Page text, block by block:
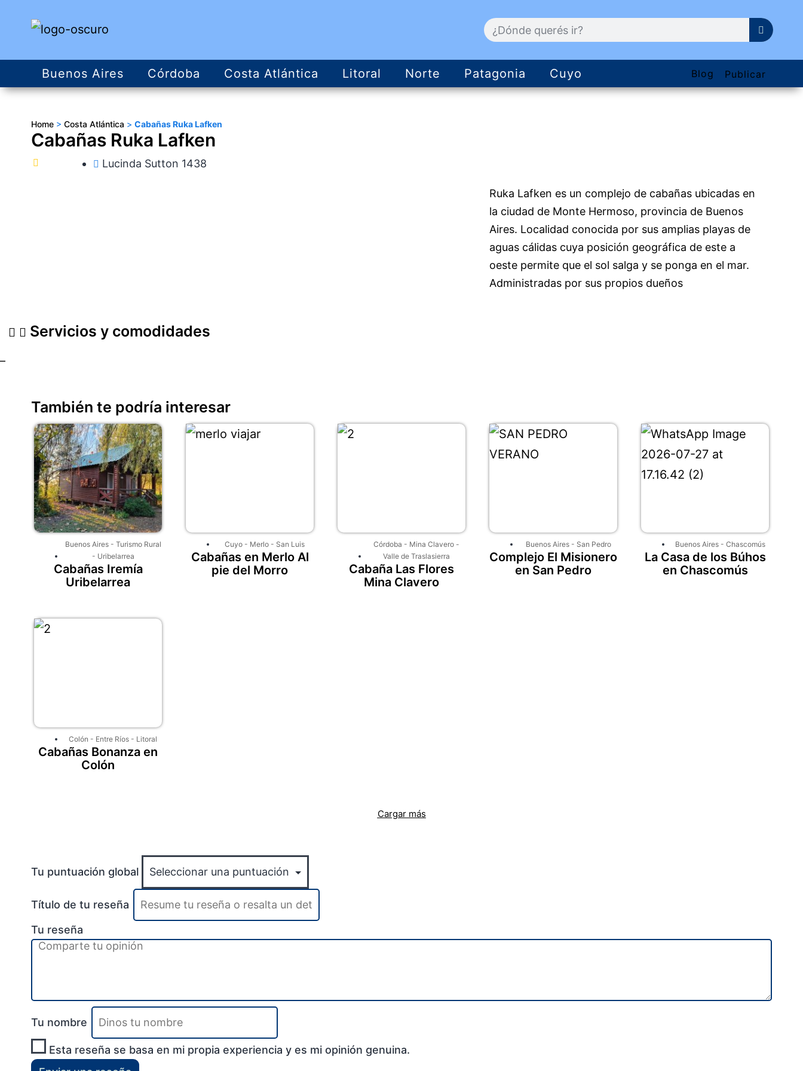
Buenos Aires Córdoba Costa Atlántica Litoral Norte Patagonia Cuyo Blog Publicar
Home > Costa Atlántica > Cabañas Ruka Lafken
Cabañas Ruka Lafken
Lucinda Sutton 1438
Ruka Lafken es un complejo de cabañas ubicadas en
la ciudad de Monte Hermoso, provincia de Buenos
Aires. Localidad conocida por sus amplias playas de
aguas cálidas cuya posición geográfica de este a
oeste permite que el sol salga y se ponga en el mar.
Administradas por sus propios dueños
Servicios y comodidades
–
También te podría interesar
Buenos Aires- Turismo Rural
- Uribelarrea
Cabañas Iremía
Uribelarrea
Cuyo - Merlo - San Luis
Cabañas en Merlo Al
pie del Morro
Córdoba - Mina Clavero -
Valle de Traslasierra
Cabaña Las Flores
Mina Clavero
Buenos Aires- San Pedro
Complejo El Misionero
en San Pedro
Buenos Aires- Chascomús
La Casa de los Búhos
en Chascomús
Colón - Entre Ríos - Litoral
Cabañas Bonanza en
Colón
Cargar más
Tu puntuación global
Título de tu reseña
Tu reseña
Tu nombre
Esta reseña se basa en mi propia experiencia y es mi opinión genuina.